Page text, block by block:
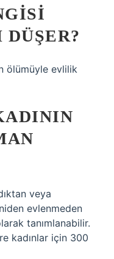
ölümüyle evlilik
veya
evlenmeden
tanımlanabilir.
kadınlar için 300